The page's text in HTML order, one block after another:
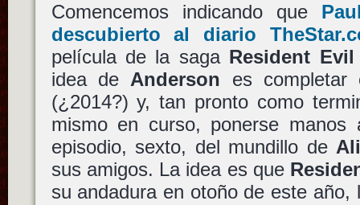
Comencemos indicando que
descubierto al diario
película de la saga Resident Evil
idea de Anderson es
(¿2014?) y, tan pronto como
mismo en curso, ponerse
episodio, sexto, del mundillo de
sus amigos. La idea es que
su andadura en otoño de este